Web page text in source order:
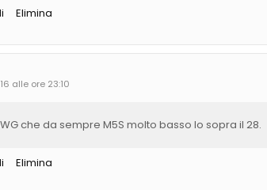
Elimina
alle ore 23:10
che da sempre M5S molto basso lo sopra il 28.
Elimina